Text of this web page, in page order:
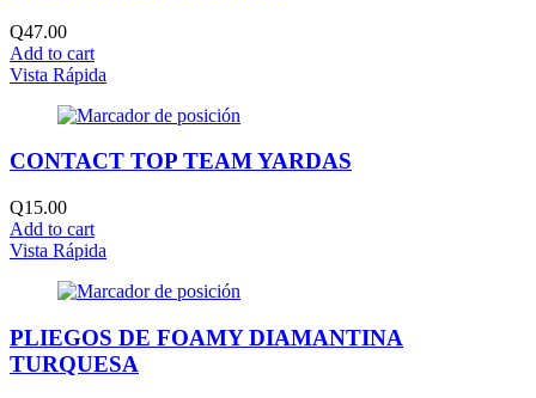
Q47.00
Add to cart
Vista Rápida
CONTACT TOP TEAM YARDAS
Q15.00
Add to cart
Vista Rápida
PLIEGOS DE FOAMY DIAMANTINA
TURQUESA